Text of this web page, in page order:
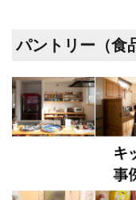
パントリー（食